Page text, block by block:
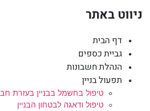
ניווט באתר
דף הבית
גביית כספים
הנהלת חשבונות
תפעול בניין
טיפול בחשמל בבניין בעזרת
טיפול ודאגה לבטחון הבניין